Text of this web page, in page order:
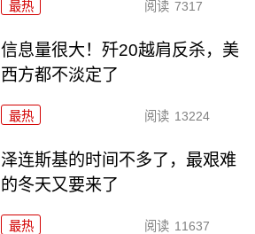
最热 阅读 7317
信息量很大！歼20越肩反杀，美
西方都不淡定了
最热 阅读 13224
泽连斯基的时间不多了，最艰难
的冬天又要来了
最热 阅读 11637